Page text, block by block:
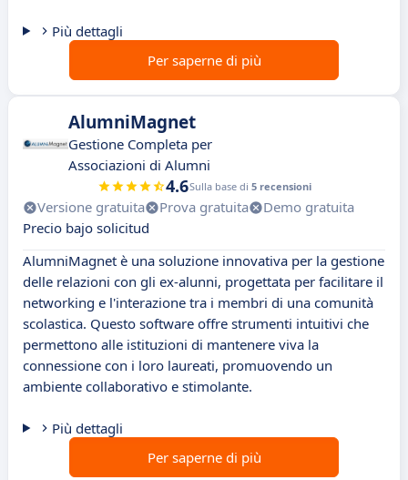
Più dettagli
Per saperne di più
AlumniMagnet
Gestione Completa per
Associazioni di Alumni
4.6Sulla base di 5 recensioni
Versione gratuita Prova gratuita
Demo gratuita
Precio bajo solicitud
AlumniMagnet è una soluzione innovativa per la gestione
delle relazioni con gli ex-alunni, progettata per facilitare il
networking e l'interazione tra i membri di una comunità
scolastica. Questo software offre strumenti intuitivi che
permettono alle istituzioni di mantenere viva la
connessione con i loro laureati, promuovendo un
ambiente collaborativo e stimolante.
Più dettagli
Per saperne di più